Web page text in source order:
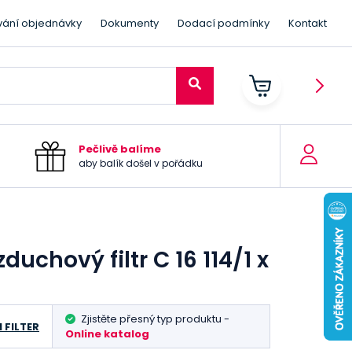
objednávky Dokumenty Dodací podmínky Kontakt
Pečlivě balíme
aby balík došel v pořádku
filtr C 16 114/1 x
FILTER
Zjistěte přesný typ produktu -
Online katalog